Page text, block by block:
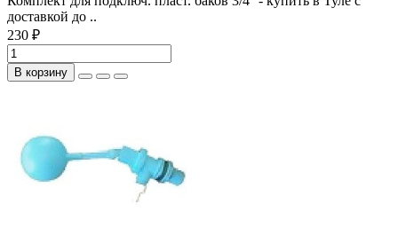
доставкой до ..
230 ₽
В корзину